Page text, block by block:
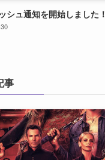
シュ通知を開始しました！
事